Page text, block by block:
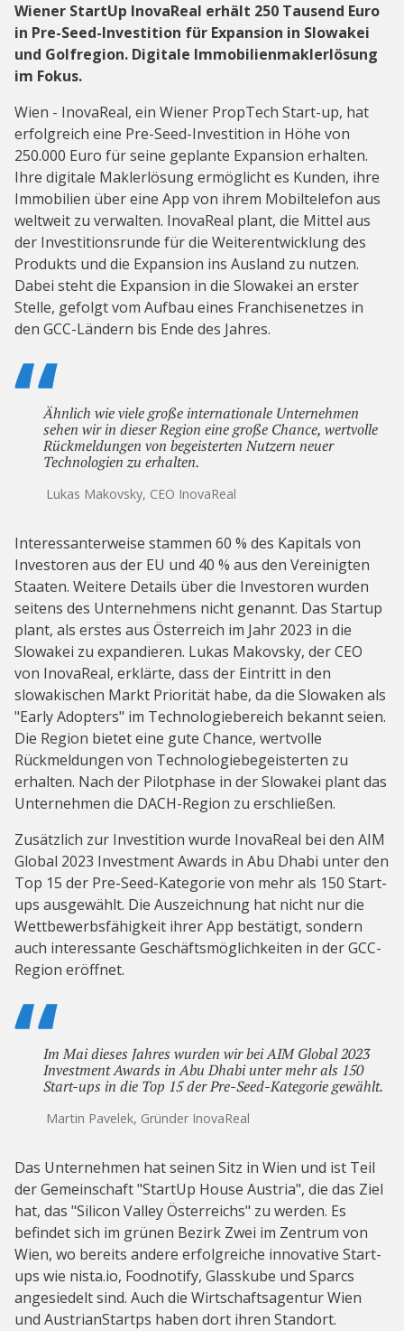
Wiener StartUp InovaReal erhält 250 Tausend Euro
in Pre-Seed-Investition für Expansion in Slowakei
und Golfregion. Digitale Immobilienmaklerlösung
im Fokus.
Wien - InovaReal, ein Wiener PropTech Start-up, hat
erfolgreich eine Pre-Seed-Investition in Höhe von
250.000 Euro für seine geplante Expansion erhalten.
Ihre digitale Maklerlösung ermöglicht es Kunden, ihre
Immobilien über eine App von ihrem Mobiltelefon aus
weltweit zu verwalten. InovaReal plant, die Mittel aus
der Investitionsrunde für die Weiterentwicklung des
Produkts und die Expansion ins Ausland zu nutzen.
Dabei steht die Expansion in die Slowakei an erster
Stelle, gefolgt vom Aufbau eines Franchisenetzes in
den GCC-Ländern bis Ende des Jahres.
Ähnlich wie viele große internationale Unternehmen
sehen wir in dieser Region eine große Chance, wertvolle
Rückmeldungen von begeisterten Nutzern neuer
Technologien zu erhalten.
Lukas Makovsky, CEO InovaReal
Interessanterweise stammen 60 % des Kapitals von
Investoren aus der EU und 40 % aus den Vereinigten
Staaten. Weitere Details über die Investoren wurden
seitens des Unternehmens nicht genannt. Das Startup
plant, als erstes aus Österreich im Jahr 2023 in die
Slowakei zu expandieren. Lukas Makovsky, der CEO
von InovaReal, erklärte, dass der Eintritt in den
slowakischen Markt Priorität habe, da die Slowaken als
"Early Adopters" im Technologiebereich bekannt seien.
Die Region bietet eine gute Chance, wertvolle
Rückmeldungen von Technologiebegeisterten zu
erhalten. Nach der Pilotphase in der Slowakei plant das
Unternehmen die DACH-Region zu erschließen.
Zusätzlich zur Investition wurde InovaReal bei den AIM
Global 2023 Investment Awards in Abu Dhabi unter den
Top 15 der Pre-Seed-Kategorie von mehr als 150 Start-
ups ausgewählt. Die Auszeichnung hat nicht nur die
Wettbewerbsfähigkeit ihrer App bestätigt, sondern
auch interessante Geschäftsmöglichkeiten in der GCC-
Region eröffnet.
Im Mai dieses Jahres wurden wir bei AIM Global 2023
Investment Awards in Abu Dhabi unter mehr als 150
Start-ups in die Top 15 der Pre-Seed-Kategorie gewählt.
Martin Pavelek, Gründer InovaReal
Das Unternehmen hat seinen Sitz in Wien und ist Teil
der Gemeinschaft "StartUp House Austria", die das Ziel
hat, das "Silicon Valley Österreichs" zu werden. Es
befindet sich im grünen Bezirk Zwei im Zentrum von
Wien, wo bereits andere erfolgreiche innovative Start-
ups wie nista.io, Foodnotify, Glasskube und Sparcs
angesiedelt sind. Auch die Wirtschaftsagentur Wien
und AustrianStartps haben dort ihren Standort.